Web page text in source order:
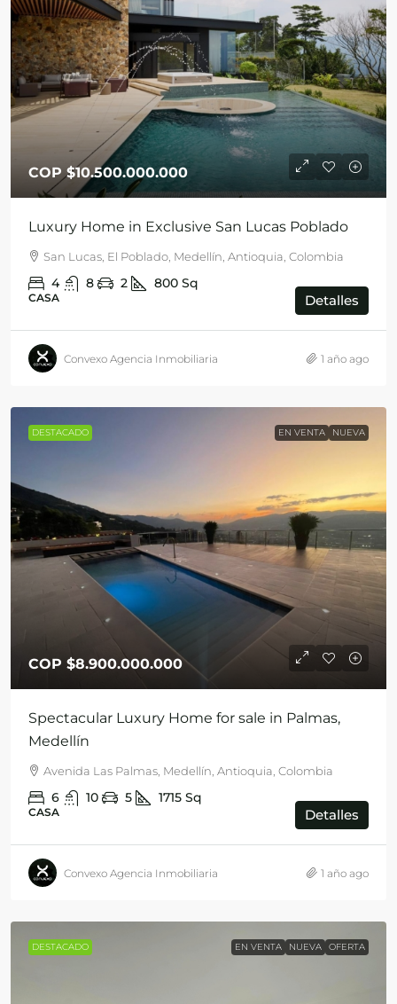
COP$10.500.000.000
Luxury Home in Exclusive San Lucas Poblado
San Lucas, El Poblado, Medellín, Antioquia, Colombia
4 8 2 800 Sq
CASA Detalles
Convexo Agencia Inmobiliaria 1 año ago
DESTACADO EN VENTA NUEVA
COP $8.900.000.000
Spectacular Luxury Home for sale in Palmas,
Medellín
Avenida Las Palmas, Medellín, Antioquia, Colombia
6 10 5 1715 Sq
CASA Detalles
Convexo Agencia Inmobiliaria 1 año ago
DESTACADO EN VENTA NUEVA OFERTA